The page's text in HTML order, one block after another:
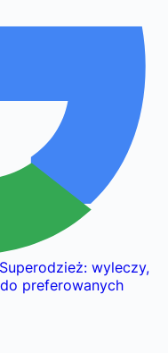
Superodzież: wyleczy,
preferowanych